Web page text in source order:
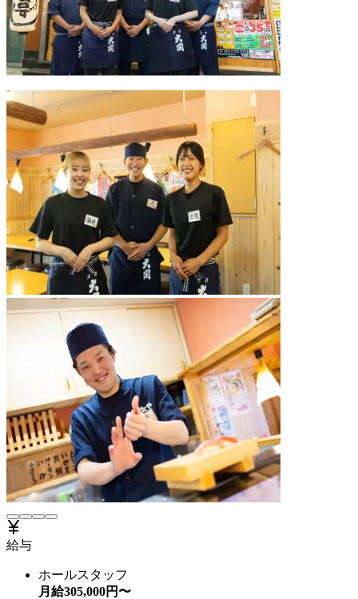
給与
ホールスタッフ
月給305,000円〜